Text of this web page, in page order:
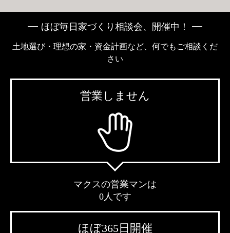
ほぼ毎日家づくり相談会、開催中！
土地選び・理想の家・資金計画など、何でもご相談くだ
さい
営業しません
マクスの営業マンは
0人です
ほぼ365日開催